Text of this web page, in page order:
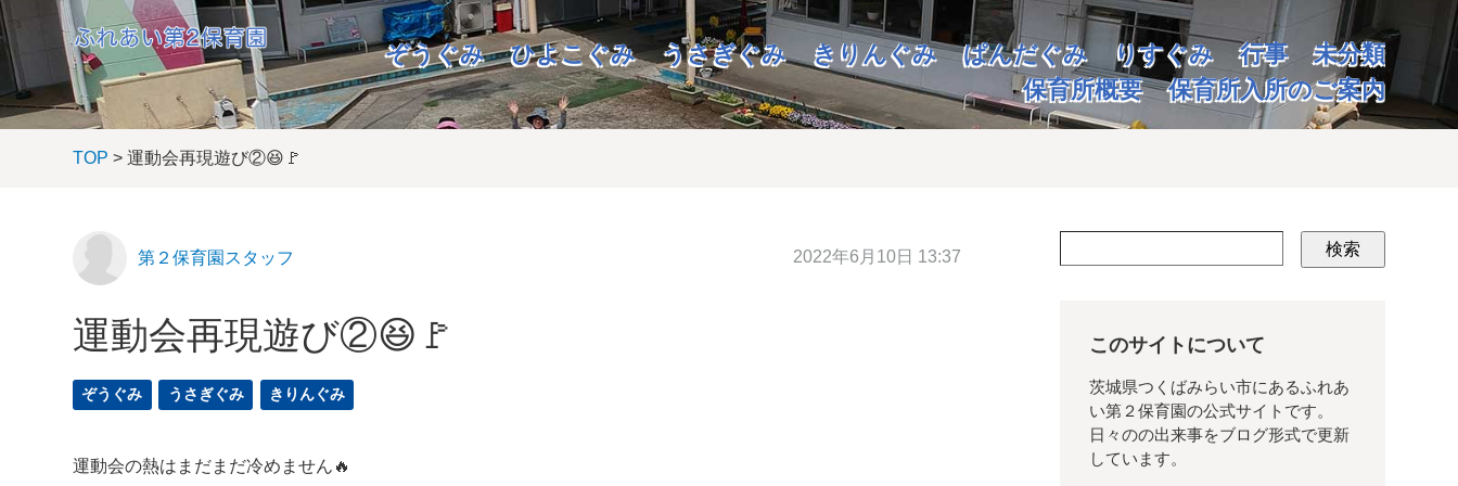
ぞうぐみ ひよこぐみ うさぎぐみ きりんぐみ ぱんだぐみ りすぐみ 行事
未分類
保育所概要
保育所入所のご案内
TOP > 運動会再現遊び②😆🚩
第２保育園スタッフ 2022年6月10日 13:37
運動会再現遊び②😆🚩
ぞうぐみ うさぎぐみ きりんぐみ
運動会の熱はまだまだ冷めません🔥
検索
このサイトについて
茨城県つくばみらい市にあるふれあ
い第２保育園の公式サイトです。
日々のの出来事をブログ形式で更新
しています。